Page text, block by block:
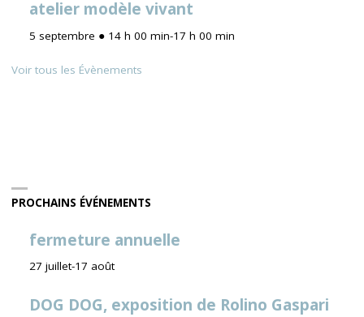
atelier modèle vivant
5 septembre ● 14 h 00 min-17 h 00 min
Voir tous les Évènements
PROCHAINS ÉVÉNEMENTS
fermeture annuelle
27 juillet-17 août
DOG DOG, exposition de Rolino Gaspari